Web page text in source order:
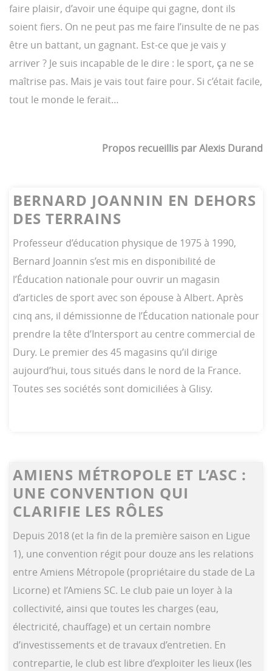
faire plaisir, d’avoir une équipe qui gagne, dont ils
soient fiers. On ne peut pas me faire l’insulte de ne pas
être un battant, un gagnant. Est-ce que je vais y
arriver ? Je suis incapable de le dire : le sport, ça ne se
maîtrise pas. Mais je vais tout faire pour. Si c’était facile,
tout le monde le ferait…
Propos recueillis par Alexis Durand
BERNARD JOANNIN EN DEHORS
DES TERRAINS
Professeur d’éducation physique de 1975 à 1990,
Bernard Joannin s’est mis en disponibilité de
l’Éducation nationale pour ouvrir un magasin
d’articles de sport avec son épouse à Albert. Après
cinq ans, il démissionne de l’Éducation nationale pour
prendre la tête d’Intersport au centre commercial de
Dury. Le premier des 45 magasins qu’il dirige
aujourd’hui, tous situés dans le nord de la France.
Toutes ses sociétés sont domiciliées à Glisy.
AMIENS MÉTROPOLE ET L’ASC :
UNE CONVENTION QUI
CLARIFIE LES RÔLES
Depuis 2018 (et la fin de la première saison en Ligue
1), une convention régit pour douze ans les relations
entre Amiens Métropole (propriétaire du stade de La
Licorne) et l’Amiens SC. Le club paie un loyer à la
collectivité, ainsi que toutes les charges (eau,
électricité, chauffage) et un certain nombre
d’investissements et de travaux d’entretien. En
contrepartie, le club est libre d’exploiter les lieux (les